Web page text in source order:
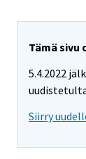
Tämä sivu
5.4.2022
Siirry